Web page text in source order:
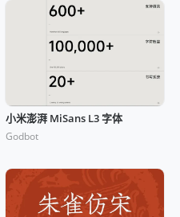
小米澎湃 MiSans L3 字体
Godbot